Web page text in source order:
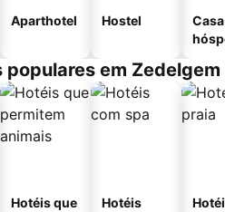
Aparthotel Hostel
em Zedelgem
Hotéis que
Hotéis